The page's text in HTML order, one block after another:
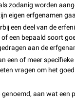
zodanig worden
eigen erfgenamen
een deel van de
een bepaald soort
aan de
een of meer
vragen om het
genoemd, aan wat een